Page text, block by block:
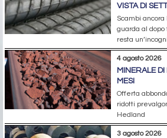
VISTA DI
Scambi
guarda al dopo
resta
4 agosto 2026
MINERALE
MESI
Offerta
ridotti
Hedland
3 agosto 2026